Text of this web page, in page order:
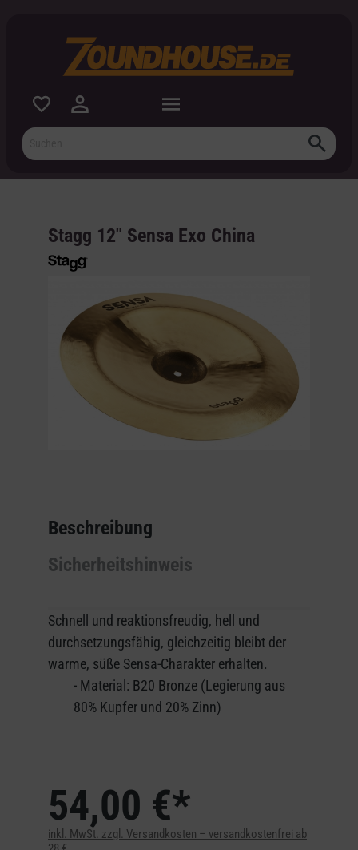
Stagg 12" Sensa Exo China
Beschreibung
Sicherheitshinweis
Schnell und reaktionsfreudig, hell und
durchsetzungsfähig, gleichzeitig bleibt der
warme, süße Sensa-Charakter erhalten.
- Material: B20 Bronze (Legierung aus
80% Kupfer und 20% Zinn)
54,00 €*
inkl. MwSt. zzgl. Versandkosten – versandkostenfrei ab